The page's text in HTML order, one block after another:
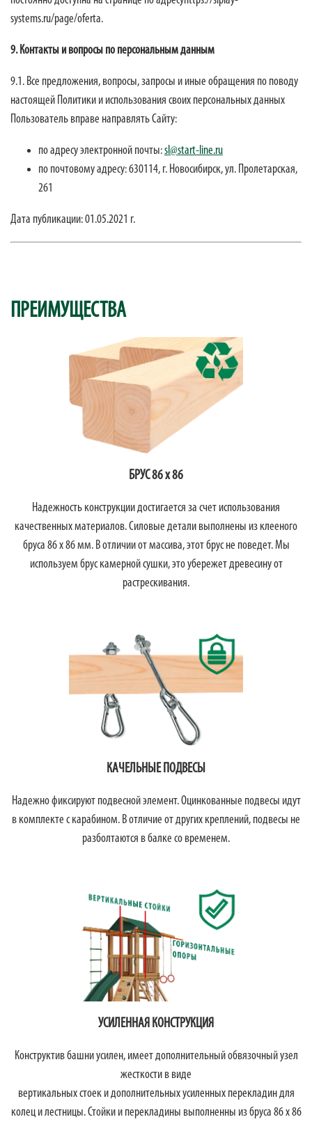
systems.ru/page/oferta.
9. Контакты и вопросы по персональным данным
9.1. Все предложения, вопросы, запросы и иные обращения по поводу
настоящей Политики и использования своих персональных данных
Пользователь вправе направлять Сайту:
по адресу электронной почты:sl@start-line.ru
по почтовому адресу:630114, г. Новосибирск, ул. Пролетарская,
261
Дата публикации: 01.05.2021 г.
ПРЕИМУЩЕСТВА
БРУС 86 х 86
Надежность конструкции достигается за счет использования
качественных материалов. Силовые детали выполнены из клееного
бруса 86 х 86 мм. В отличии от массива, этот брус не поведет. Мы
используем брус камерной сушки, это убережет древесину от
растрескивания.
КАЧЕЛЬНЫЕ ПОДВЕСЫ
Надежно фиксируют подвесной элемент. Оцинкованные подвесы идут
в комплекте с карабином. В отличие от других креплений, подвесы не
разболтаются в балке со временем.
УСИЛЕННАЯ КОНСТРУКЦИЯ
Конструктив башни усилен, имеет дополнительный обвязочный узел
жесткости в виде
вертикальных стоек и дополнительных усиленных перекладин для
колец и лестницы. Стойки и перекладины выполненны из бруса 86 х 86